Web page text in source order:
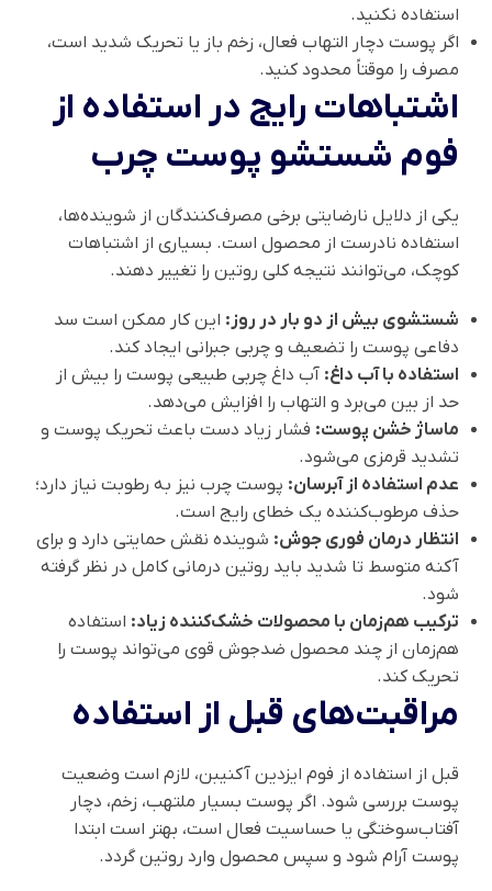
استفاده نکنید.
اگر پوست دچار التهاب فعال، زخم باز یا تحریک شدید است،
مصرف را موقتاً محدود کنید.
اشتباهات رایج در استفاده از
فوم شستشو پوست چرب
یکی از دلایل نارضایتی برخی مصرف‌کنندگان از شوینده‌ها،
استفاده نادرست از محصول است. بسیاری از اشتباهات
کوچک، می‌توانند نتیجه کلی روتین را تغییر دهند.
شستشوی بیش از دو بار در روز: این کار ممکن است سد
دفاعی پوست را تضعیف و چربی جبرانی ایجاد کند.
استفاده با آب داغ: آب داغ چربی طبیعی پوست را بیش از
حد از بین می‌برد و التهاب را افزایش می‌دهد.
ماساژ خشن پوست: فشار زیاد دست باعث تحریک پوست و
تشدید قرمزی می‌شود.
عدم استفاده از آبرسان: پوست چرب نیز به رطوبت نیاز دارد؛
حذف مرطوب‌کننده یک خطای رایج است.
انتظار درمان فوری جوش: شوینده نقش حمایتی دارد و برای
آکنه متوسط تا شدید باید روتین درمانی کامل در نظر گرفته
شود.
ترکیب هم‌زمان با محصولات خشک‌کننده زیاد: استفاده
هم‌زمان از چند محصول ضدجوش قوی می‌تواند پوست را
تحریک کند.
مراقبت‌های قبل از استفاده
قبل از استفاده از فوم ایزدین آکنیبن، لازم است وضعیت
پوست بررسی شود. اگر پوست بسیار ملتهب، زخم، دچار
آفتاب‌سوختگی یا حساسیت فعال است، بهتر است ابتدا
پوست آرام شود و سپس محصول وارد روتین گردد.